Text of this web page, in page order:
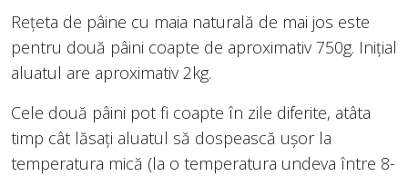
Rețeta de pâine cu maia naturală de mai jos este
pentru două pâini coapte de aproximativ 750g. Inițial
aluatul are aproximativ 2kg.
Cele două pâini pot fi coapte în zile diferite, atâta
timp cât lăsați aluatul să dospească ușor la
temperatura mică (la o temperatura undeva între 8-